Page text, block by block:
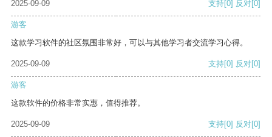
2025-09-09
支持[0] 反对[0]
游客
这款学习软件的社区氛围非常好，可以与其他学习者交流学习心得。
2025-09-09 支持[0] 反对[0]
游客
这款软件的价格非常实惠，值得推荐。
2025-09-09 支持[0] 反对[0]